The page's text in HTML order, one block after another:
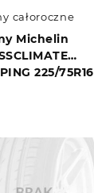
całoroczne
Michelin
225/75R16